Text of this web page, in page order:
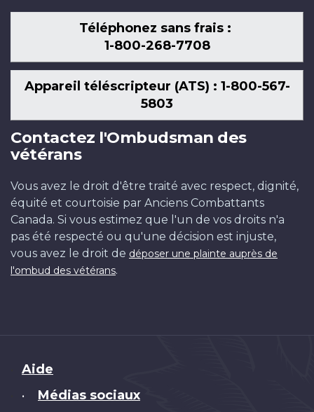
Téléphonez sans frais :
1-800-268-7708
Appareil téléscripteur (ATS) : 1-800-567-
5803
Contactez l'Ombudsman des
vétérans
Vous avez le droit d'être traité avec respect, dignité,
équité et courtoisie par Anciens Combattants
Canada. Si vous estimez que l'un de vos droits n'a
pas été respecté ou qu'une décision est injuste,
vous avez le droit de déposer une plainte auprès de
l'ombud des vétérans.
Brand
Aide
• Médias sociaux